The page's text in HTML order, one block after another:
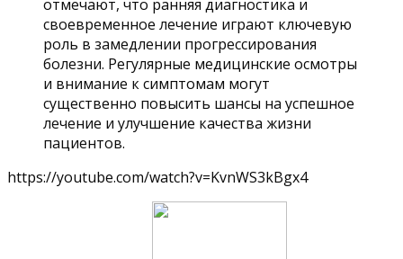
отмечают, что ранняя диагностика и
своевременное лечение играют ключевую
роль в замедлении прогрессирования
болезни. Регулярные медицинские осмотры
и внимание к симптомам могут
существенно повысить шансы на успешное
лечение и улучшение качества жизни
пациентов.
https://youtube.com/watch?v=KvnWS3kBgx4